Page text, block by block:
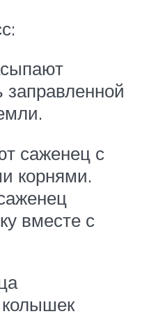
саженец с
корнями.
вместе с